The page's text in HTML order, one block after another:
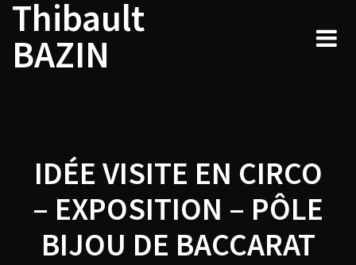
Skip
content
Thibault
BAZIN
IDÉE VISITE EN CIRCO
– EXPOSITION – PÔLE
BIJOU DE BACCARAT
Navigation
de